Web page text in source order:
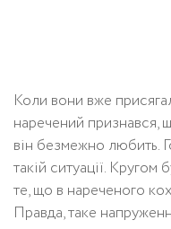
Коли вони вже
наречений признався,
він безмежно любить.
такій ситуації.
те, що в нареченого
Правда, таке